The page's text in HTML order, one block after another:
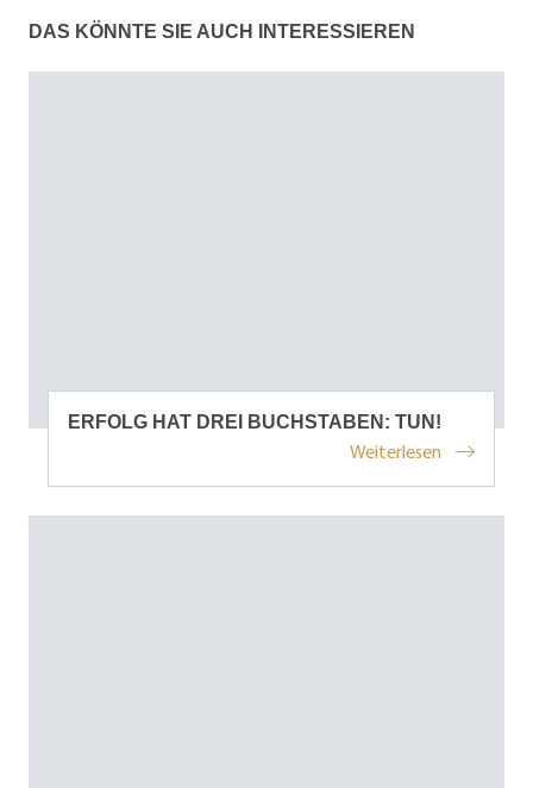
DAS KÖNNTE SIE AUCH INTERESSIEREN
ERFOLG HAT DREI BUCHSTABEN: TUN!
Weiterlesen